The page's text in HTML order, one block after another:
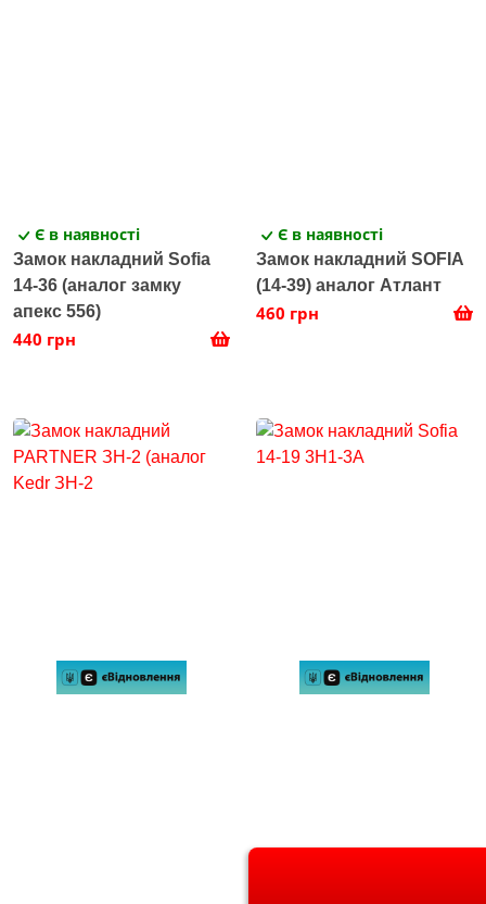
Є в наявності
Замок накладний Sofia
14-36 (аналог замку
апекс 556)
440 грн
Є в наявності
Замок накладний SOFIA
(14-39) аналог Атлант
460 грн